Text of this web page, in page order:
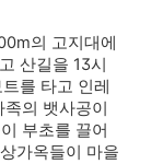
의 고지대에
산길을 13시
를 타고 인레
의 뱃사공이
부초를 끌어
가옥들이 마을